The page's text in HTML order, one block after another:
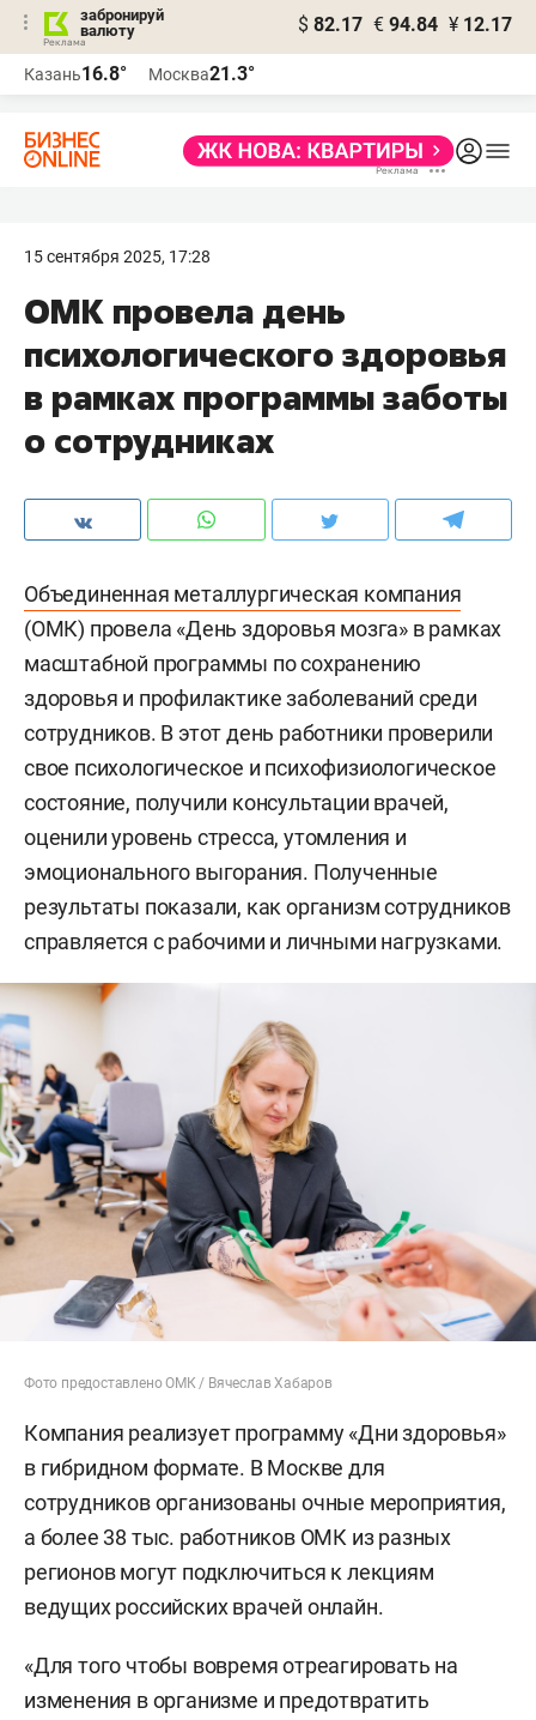
забронируй
валюту
$ 82.17 € 94.84 ¥ 12.17
Казань16.8° Москва21.3°
15 сентября 2025, 17:28
ОМК провела день
психологического здоровья
в рамках программы заботы
о сотрудниках
Объединенная металлургическая компания
(ОМК) провела «День здоровья мозга» в рамках
масштабной программы по сохранению
здоровья и профилактике заболеваний среди
сотрудников. В этот день работники проверили
свое психологическое и психофизиологическое
состояние, получили консультации врачей,
оценили уровень стресса, утомления и
эмоционального выгорания. Полученные
результаты показали, как организм сотрудников
справляется с рабочими и личными нагрузками.
Фото предоставлено ОМК / Вячеслав Хабаров
Компания реализует программу «Дни здоровья»
в гибридном формате. В Москве для
сотрудников организованы очные мероприятия,
а более 38 тыс. работников ОМК из разных
регионов могут подключиться к лекциям
ведущих российских врачей онлайн.
«Для того чтобы вовремя отреагировать на
изменения в организме и предотвратить